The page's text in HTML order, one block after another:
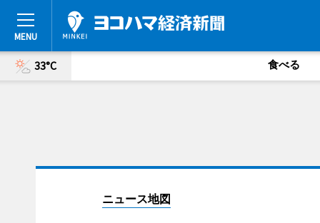
33°C 食べる
ニュース地図